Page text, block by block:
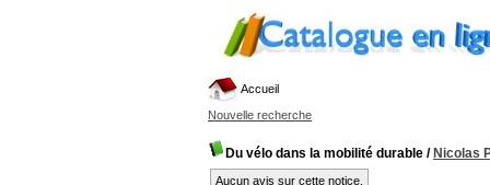
Accueil
Nouvelle recherche
Du vélo dans la mobilité durable / Nicolas
Aucun avis sur cette notice.